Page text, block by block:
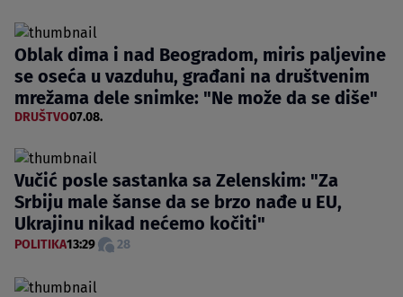
Oblak dima i nad Beogradom, miris paljevine
se oseća u vazduhu, građani na društvenim
mrežama dele snimke: "Ne može da se diše"
DRUŠTVO07.08.
Vučić posle sastanka sa Zelenskim: "Za
Srbiju male šanse da se brzo nađe u EU,
Ukrajinu nikad nećemo kočiti"
POLITIKA13:29 28